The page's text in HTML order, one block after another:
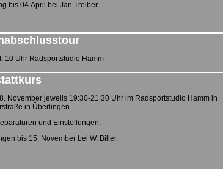
bis 04.April bei Jan Treiber
10 Uhr Radsportstudio Hamm
November jeweils 19:30-21:30 Uhr im Radsportstudio Hamm in
in Überlingen.
und Einstellungen.
bis 15. November bei W. Biller.